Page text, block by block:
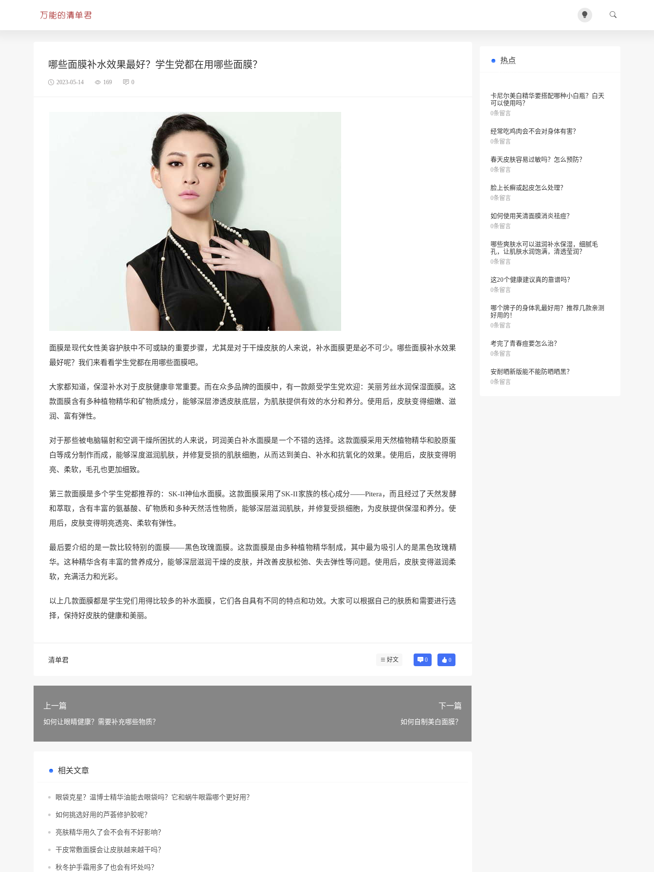
哪些面膜补水效果最好？学生党都在用哪些面膜？
2023-05-14 169 0
面膜是现代女性美容护肤中不可或缺的重要步骤，尤其是对于干燥皮肤的人来说，补水面膜更是必不可少。哪些面膜补水效果
最好呢？我们来看看学生党都在用哪些面膜吧。
大家都知道，保湿补水对于皮肤健康非常重要。而在众多品牌的面膜中，有一款颇受学生党欢迎：芙丽芳丝水润保湿面膜。这
款面膜含有多种植物精华和矿物质成分，能够深层渗透皮肤底层，为肌肤提供有效的水分和养分。使用后，皮肤变得细嫩、滋
润、富有弹性。
对于那些被电脑辐射和空调干燥所困扰的人来说，珂润美白补水面膜是一个不错的选择。这款面膜采用天然植物精华和胶原蛋
白等成分制作而成，能够深度滋润肌肤，并修复受损的肌肤细胞，从而达到美白、补水和抗氧化的效果。使用后，皮肤变得明
亮、柔软，毛孔也更加细致。
第三款面膜是多个学生党都推荐的：SK-II神仙水面膜。这款面膜采用了SK-II家族的核心成分——Pitera，而且经过了天然发酵
和萃取，含有丰富的氨基酸、矿物质和多种天然活性物质，能够深层滋润肌肤，并修复受损细胞，为皮肤提供保湿和养分。使
用后，皮肤变得明亮透亮、柔软有弹性。
最后要介绍的是一款比较特别的面膜——黑色玫瑰面膜。这款面膜是由多种植物精华制成，其中最为吸引人的是黑色玫瑰精
华。这种精华含有丰富的营养成分，能够深层滋润干燥的皮肤，并改善皮肤松弛、失去弹性等问题。使用后，皮肤变得滋润柔
软，充满活力和光彩。
以上几款面膜都是学生党们用得比较多的补水面膜，它们各自具有不同的特点和功效。大家可以根据自己的肤质和需要进行选
择，保持好皮肤的健康和美丽。
清单君 好文 0 0
上一篇
如何让眼睛健康？需要补充哪些物质？
下一篇
如何自制美白面膜？
相关文章
眼袋克星？温博士精华油能去眼袋吗？它和蜗牛眼霜哪个更好用？
如何挑选好用的芦荟修护胶呢？
亮肤精华用久了会不会有不好影响？
干皮常敷面膜会让皮肤越来越干吗？
秋冬护手霜用多了也会有坏处吗？
热点
卡尼尔美白精华要搭配哪种小白瓶？白天
可以使用吗？
0条留言
经常吃鸡肉会不会对身体有害？
0条留言
春天皮肤容易过敏吗？怎么预防？
0条留言
脸上长癣或起皮怎么处理？
0条留言
如何使用芙清面膜消炎祛痘？
0条留言
哪些爽肤水可以滋润补水保湿，细腻毛
孔，让肌肤水润饱满，清透莹润？
0条留言
这20个健康建议真的靠谱吗？
0条留言
哪个牌子的身体乳最好用？推荐几款亲测
好用的！
0条留言
考完了青春痘要怎么治？
0条留言
安耐晒新版能不能防晒晒黑？
0条留言